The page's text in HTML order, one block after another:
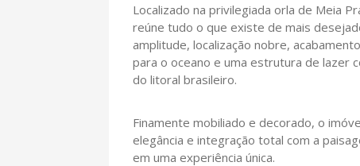
Localizado na privilegiada orla de Meia
reúne tudo o que existe de mais
amplitude, localização nobre,
para o oceano e uma estrutura de lazer
do litoral brasileiro.
Finamente mobiliado e decorado, o
elegância e integração total com a
em uma experiência única.